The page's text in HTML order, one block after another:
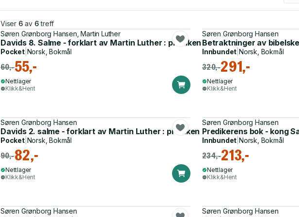
Viser 6 av 6 treff
Søren Grønborg Hansen, Martin Luther
Davids 8. Salme - forklart av Martin Luther : prediken år 1537
Pocket| Norsk, Bokmål
60,-55,-
Nettlager
Klikk&Hent
Søren Grønborg Hansen
Betraktninger av
Innbundet |Norsk, Bokmål
320,-291,-
Nettlager
Klikk&Hent
Søren Grønborg Hansen
Davids 2. salme - forklart av Martin Luther : prediken år 1532
Pocket| Norsk, Bokmål
90,-82,-
Nettlager
Klikk&Hent
Søren Grønborg Hansen
Predikerens bok - kong
Innbundet |Norsk, Bokmål
234,-213,-
Nettlager
Klikk&Hent
Søren Grønborg Hansen Søren Grønborg Hansen